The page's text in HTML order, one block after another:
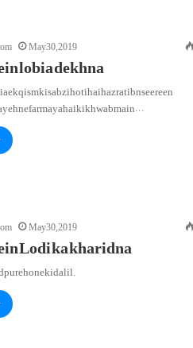
May 30, 2019
lobia dekhna
ek qism ki sabzi hoti hai hazrat ibn seereen
ne farmaya hai ki khwab main…
May 30, 2019
Lodi ka kharidna
pure hone ki dalil.